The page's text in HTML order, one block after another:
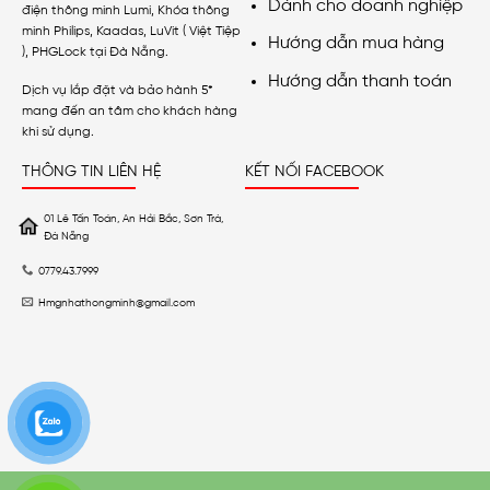
điện thông minh Lumi, Khóa thông
minh Philips, Kaadas, LuVit ( Việt Tiệp
), PHGLock tại Đà Nẵng.
Dịch vụ lắp đặt và bảo hành 5*
mang đến an tâm cho khách hàng
khi sử dụng.
Dành cho doanh nghiệp
Hướng dẫn mua hàng
Hướng dẫn thanh toán
THÔNG TIN LIÊN HỆ
01 Lê Tấn Toán, An Hải Bắc, Sơn Trà,
Đà Nẵng
0779.43.7999
Hmgnhathongminh@gmail.com
KẾT NỐI FACEBOOK